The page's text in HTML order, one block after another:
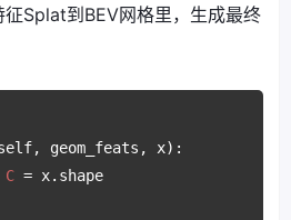
Splat到BEV网格里，生成最终
geom_feats, x):
C = x.shape